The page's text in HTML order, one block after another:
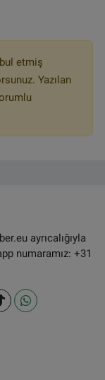
etmiş
Yazılan
ayrıcalığıyla
numaramız: +31